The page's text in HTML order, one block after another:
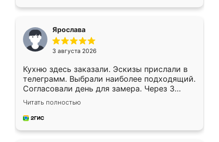
Ярослава
3 августа 2026
Кухню здесь заказали. Эскизы прислали в
телеграмм. Выбрали наиболее подходящий.
Согласовали день для замера. Через 3
недели кухня была уже готова. Остались
довольны работой. Спасибо Ренессанс
мебель за качественную работу!
Читать полностью